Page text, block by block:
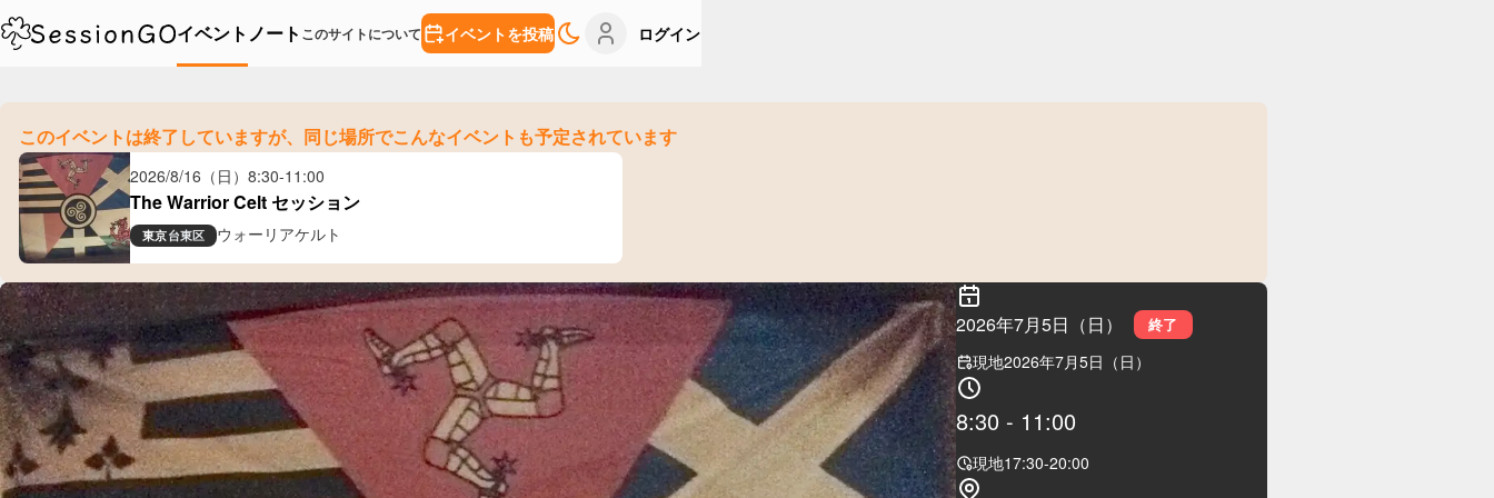
イベント ノート このサイトについて イベントを投稿 ログイン
このイベントは終了していますが、 同じ場所でこんなイベントも予定されています
2026/8/16（日） 8:30-11:00
The Warrior Celt セッション
東京台東区 ウォーリアケルト
2026年7月5日（日） 終了
現地2026年7月5日（日）
8:30 - 11:00
現地17:30-20:00